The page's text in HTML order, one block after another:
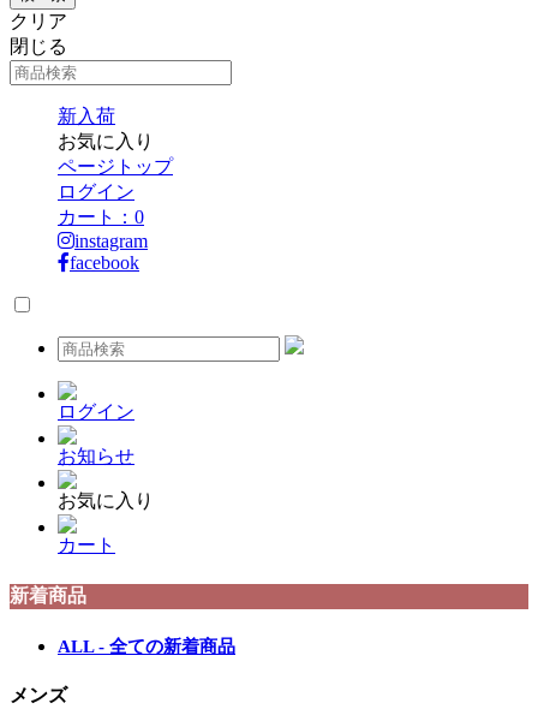
クリア
閉じる
新入荷
お気に入り
ページトップ
ログイン
カート： 0
instagram
facebook
ログイン
お知らせ
お気に入り
カート
新着商品
ALL - 全ての新着商品
メンズ